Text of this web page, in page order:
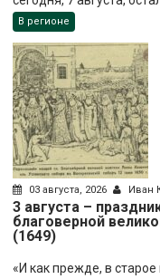
В регионе
03 августа, 2026 Иван
3 августа –
благоверной
(1649)
«И как прежде, в